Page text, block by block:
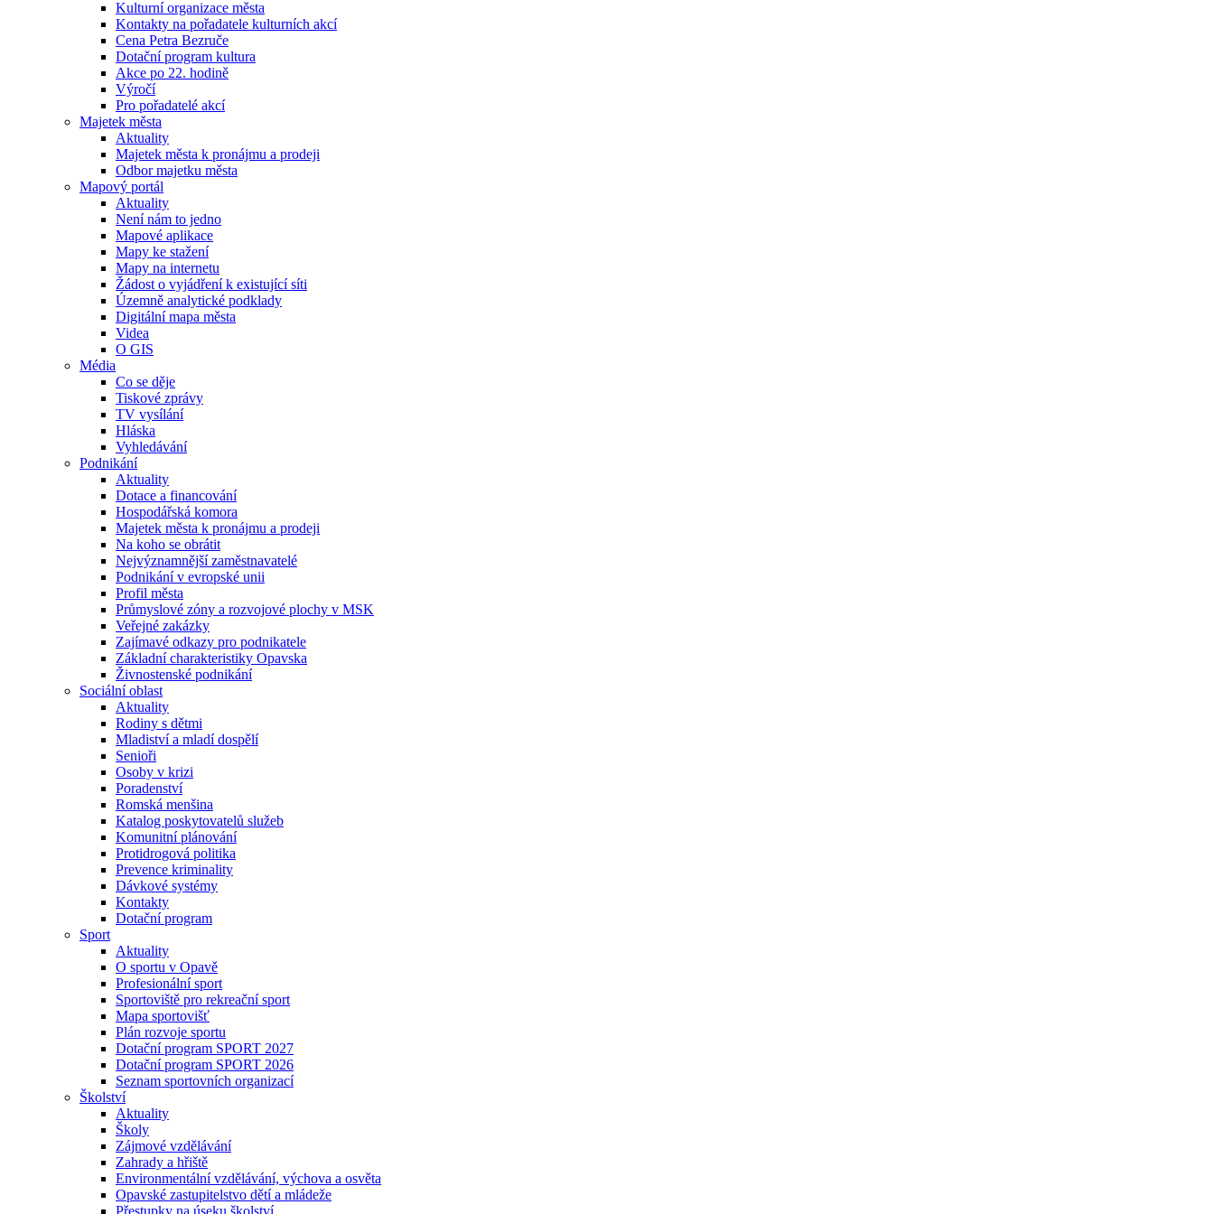
Kulturní organizace města
Kontakty na pořadatele kulturních akcí
Cena Petra Bezruče
Dotační program kultura
Akce po 22. hodině
Výročí
Pro pořadatelé akcí
Majetek města
Aktuality
Majetek města k pronájmu a prodeji
Odbor majetku města
Mapový portál
Aktuality
Není nám to jedno
Mapové aplikace
Mapy ke stažení
Mapy na internetu
Žádost o vyjádření k existující síti
Územně analytické podklady
Digitální mapa města
Videa
O GIS
Média
Co se děje
Tiskové zprávy
TV vysílání
Hláska
Vyhledávání
Podnikání
Aktuality
Dotace a financování
Hospodářská komora
Majetek města k pronájmu a prodeji
Na koho se obrátit
Nejvýznamnější zaměstnavatelé
Podnikání v evropské unii
Profil města
Průmyslové zóny a rozvojové plochy v MSK
Veřejné zakázky
Zajímavé odkazy pro podnikatele
Základní charakteristiky Opavska
Živnostenské podnikání
Sociální oblast
Aktuality
Rodiny s dětmi
Mladiství a mladí dospělí
Senioři
Osoby v krizi
Poradenství
Romská menšina
Katalog poskytovatelů služeb
Komunitní plánování
Protidrogová politika
Prevence kriminality
Dávkové systémy
Kontakty
Dotační program
Sport
Aktuality
O sportu v Opavě
Profesionální sport
Sportoviště pro rekreační sport
Mapa sportovišť
Plán rozvoje sportu
Dotační program SPORT 2027
Dotační program SPORT 2026
Seznam sportovních organizací
Školství
Aktuality
Školy
Zájmové vzdělávání
Zahrady a hřiště
Environmentální vzdělávání, výchova a osvěta
Opavské zastupitelstvo dětí a mládeže